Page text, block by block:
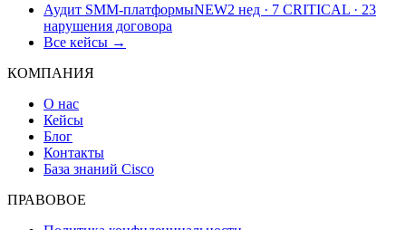
Аудит SMM-платформыNEW2 нед · 7 CRITICAL · 23
нарушения договора
Все кейсы →
КОМПАНИЯ
О нас
Кейсы
Блог
Контакты
База знаний Cisco
ПРАВОВОЕ